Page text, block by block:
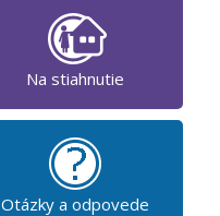
Na stiahnutie
Otázky a odpovede